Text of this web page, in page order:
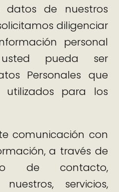
datos de nuestros
diligenciar
personal
pueda ser
Personales que
utilizados para los
comunicación con
a través de
de contacto,
servicios,